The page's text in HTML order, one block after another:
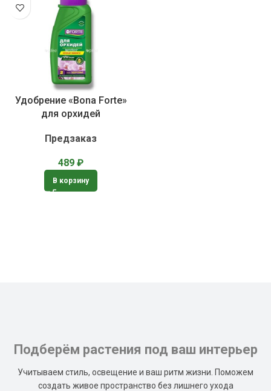
Удобрение «Bona Forte»
для орхидей
Предзаказ
489 ₽
В корзину
Подберём растения под ваш интерьер
Учитываем стиль, освещение и ваш ритм жизни. Поможем
создать живое пространство без лишнего ухода